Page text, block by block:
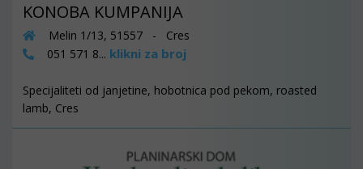
KONOBA KUMPANIJA
Melin 1/13, 51557 - Cres
051 571 8... klikni za broj
Specijaliteti od janjetine, hobotnica pod pekom, roasted
lamb, Cres